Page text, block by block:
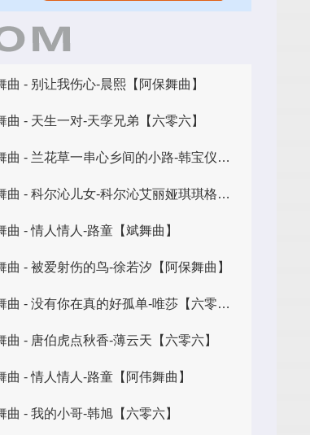
曲 - 别让我伤心-晨熙【阿保舞曲】
曲 - 天生一对-天孪兄弟【六零六】
- 兰花草一串心乡间的小路-韩宝仪【百事五哥】
- 科尔沁儿女-科尔沁艾丽娅琪琪格【百事五哥】
曲 - 情人情人-路童【斌舞曲】
曲 - 被爱射伤的鸟-徐若汐【阿保舞曲】
曲 - 没有你在真的好孤单-唯莎【六零六】
曲 - 唐伯虎点秋香-薄云天【六零六】
曲 - 情人情人-路童【阿伟舞曲】
曲 - 我的小哥-韩旭【六零六】